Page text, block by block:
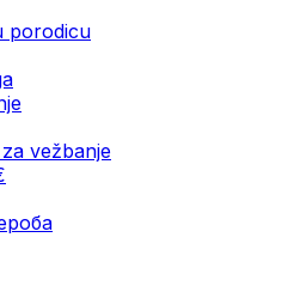
porodicu
vežbanje